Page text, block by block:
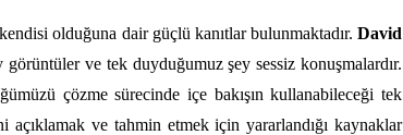
olduğuna dair güçlü kanıtlar bulunmaktadır. David
ve tek duyduğumuz şey sessiz konuşmalardır.
çözme sürecinde içe bakışın kullanabileceği tek
açıklamak ve tahmin etmek için yararlandığı kaynaklar